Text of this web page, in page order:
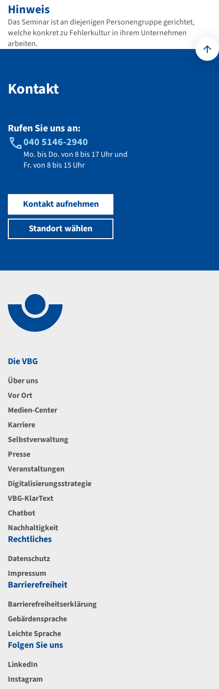
Hinweis
Das Seminar ist an diejenigen Personengruppe gerichtet,
welche konkret zu Fehlerkultur in ihrem Unternehmen
arbeiten.
Kontakt
Rufen Sie uns an:
040 5146-2940
Mo. bis Do. von 8 bis 17 Uhr und
Fr. von 8 bis 15 Uhr
Kontakt aufnehmen
Standort wählen
Die VBG
Über uns
Vor Ort
Medien-Center
Karriere
Selbstverwaltung
Presse
Veranstaltungen
Digitalisierungsstrategie
VBG-KlarText
Chatbot
Nachhaltigkeit
Rechtliches
Datenschutz
Impressum
Barrierefreiheit
Barrierefreiheitserklärung
Gebärdensprache
Leichte Sprache
Folgen Sie uns
LinkedIn
Instagram